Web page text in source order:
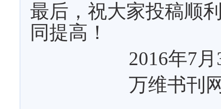
最后，祝大家投稿顺
同提高！
2016年7月
万维书刊